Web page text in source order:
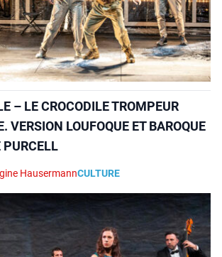
– LE CROCODILE TROMPEUR
VERSION LOUFOQUE ET BAROQUE
PURCELL
HausermannCULTURE